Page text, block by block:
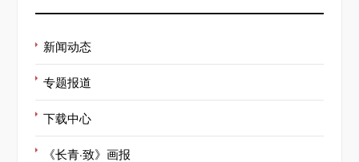
新闻动态
专题报道
下载中心
《长青·致》画报